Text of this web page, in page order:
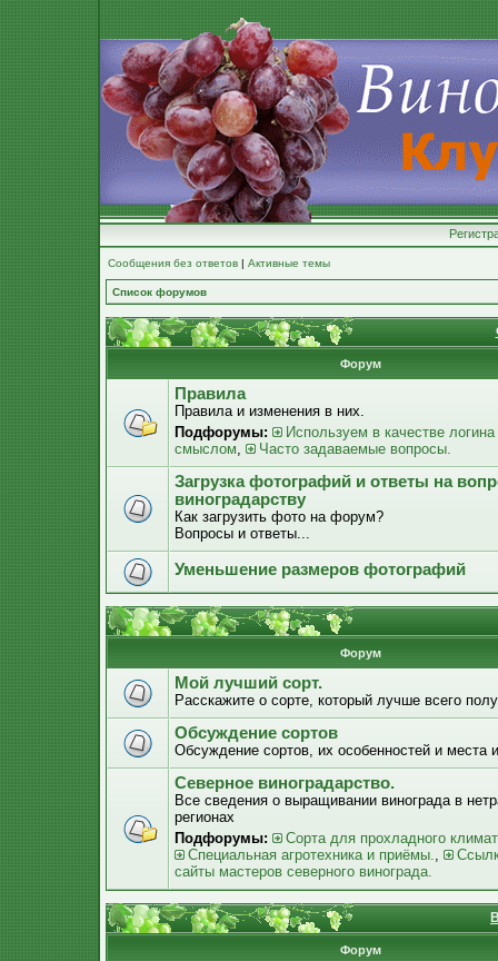
Сообщения без ответов | Активные темы
Список форумов
Форум
Правила
Правила и изменения в них.
Подфорумы:
Используем в качестве
смыслом, Часто задаваемые вопросы.
Загрузка фотографий и ответы на
виноградарству
Как загрузить фото на форум?
Вопросы и ответы...
Уменьшение размеров фотографий
Форум
Мой лучший сорт.
Расскажите о сорте, который лучше всего
Обсуждение сортов
Обсуждение сортов, их особенностей и места
Северное виноградарство.
Все сведения о выращивании винограда в
регионах
Подфорумы:
Сорта для прохладного
Специальная агротехника и приёмы.,
сайты мастеров северного винограда.
Форум